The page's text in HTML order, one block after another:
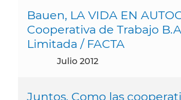
Bauen, LA VIDA EN
Cooperativa de Trabajo
Limitada / FACTA
julio 2012
Juntos. Como las